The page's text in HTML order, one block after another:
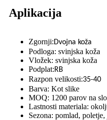
Aplikacija
Zgornji:Dvojna koža
Podloga: svinjska koža
Vložek: svinjska koža
Podplat:RB
Razpon velikosti:35-40
Barva: Kot slike
MOQ: 1200 parov na
Lastnosti materiala:
Sezona: pomlad, poletje,